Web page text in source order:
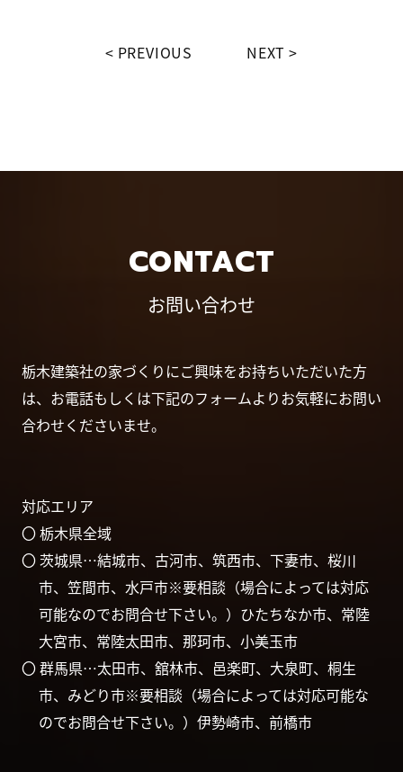
PREVIOUS NEXT
CONTACT
お問い合わせ
栃木建築社の家づくりにご興味をお持ちいただいた方
は、お電話もしくは下記のフォームよりお気軽にお問い
合わせくださいませ。
対応エリア
〇 栃木県全域
〇 茨城県…結城市、古河市、筑西市、下妻市、桜川
市、笠間市、水戸市※要相談（場合によっては対応
可能なのでお問合せ下さい。）ひたちなか市、常陸
大宮市、常陸太田市、那珂市、小美玉市
〇 群馬県…太田市、舘林市、邑楽町、大泉町、桐生
市、みどり市※要相談（場合によっては対応可能な
のでお問合せ下さい。）伊勢崎市、前橋市